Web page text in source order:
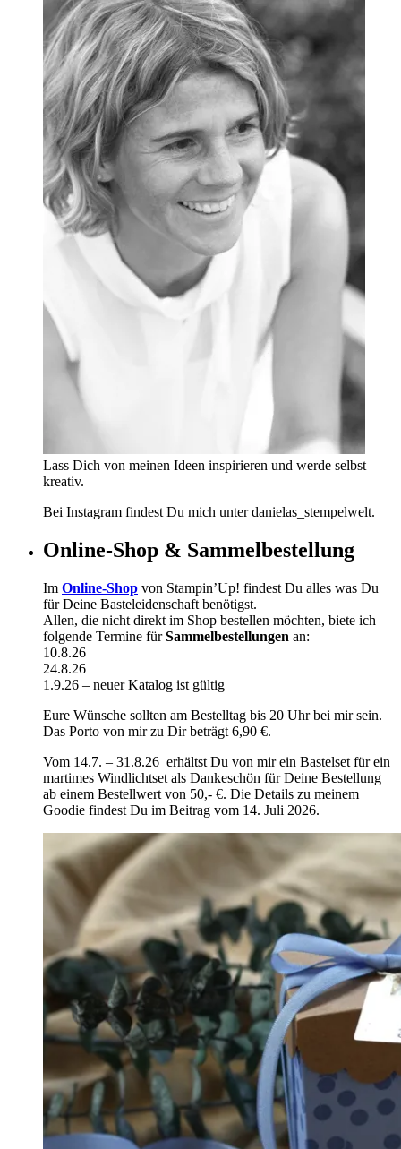
Lass Dich von meinen Ideen inspirieren und werde selbst
kreativ.
Bei Instagram findest Du mich unter danielas_stempelwelt.
Online-Shop & Sammelbestellung
Im Online-Shop von Stampin’Up! findest Du alles was Du
für Deine Basteleidenschaft benötigst.
Allen, die nicht direkt im Shop bestellen möchten, biete ich
folgende Termine fürSammelbestellungen an:
10.8.26
24.8.26
1.9.26 – neuer Katalog ist gültig
Eure Wünsche sollten am Bestelltag bis 20 Uhr bei mir sein.
Das Porto von mir zu Dir beträgt 6,90 €.
Vom 14.7. – 31.8.26 erhältst Du von mir ein Bastelset für ein
martimes Windlichtset als Dankeschön für Deine Bestellung
ab einem Bestellwert von 50,- €. Die Details zu meinem
Goodie findest Du im Beitrag vom 14. Juli 2026.